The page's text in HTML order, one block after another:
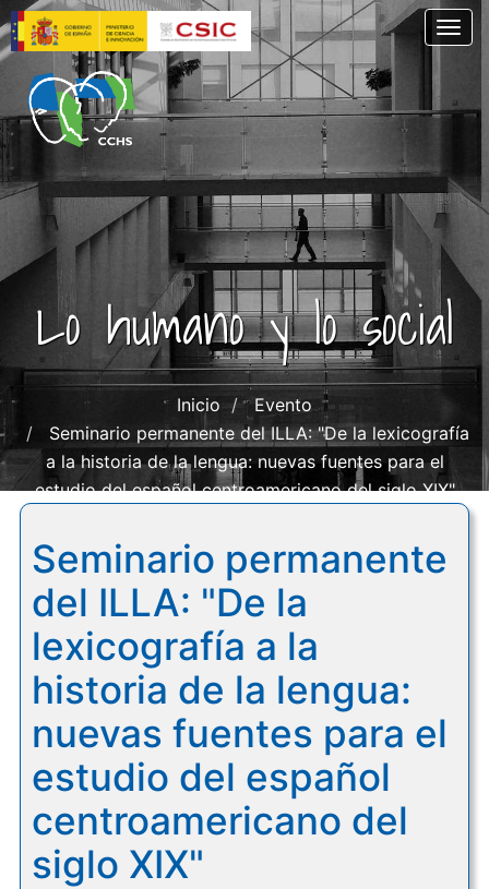
Pasar
al
contenido
principal
Lo humano y lo social
Inicio
Evento
Seminario permanente del ILLA: "De la lexicografía
a la historia de la lengua: nuevas fuentes para el
estudio del español centroamericano del siglo XIX"
Seminario permanente
del ILLA: "De la
lexicografía a la
historia de la lengua:
nuevas fuentes para el
estudio del español
centroamericano del
siglo XIX"